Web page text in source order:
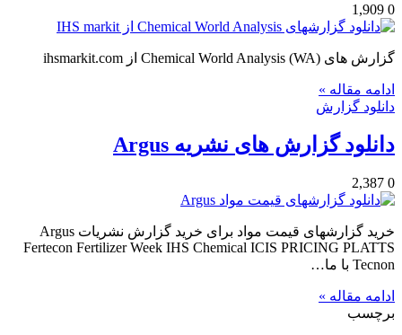
0
گزارش های Chemical World Analysis (WA) از ihsmarkit.com
ادامه مقاله »
دانلود گزارش
دانلود گزارش های نشریه Argus
0
خرید گزارشهای قيمت مواد برای خرید گزارش نشریات Argus
Fertecon Fertilizer Week IHS Chemical ICIS PRICING PLATTS
Tecnon با ما…
ادامه مقاله »
برچسب